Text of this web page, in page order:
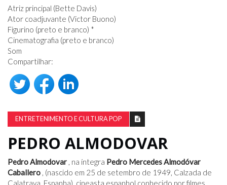
Atriz principal (Bette Davis)
Ator coadjuvante (Victor Buono)
Figurino (preto e branco) *
Cinematografia (preto e branco)
Som
Compartilhar:
ENTRETENIMENTO E CULTURA POP
PEDRO ALMODOVAR
Pedro Almodovar , na íntegra Pedro Mercedes Almodóvar
Caballero , (nascido em 25 de setembro de 1949, Calzada de
Calatrava, Espanha), cineasta espanhol conhecido por filmes